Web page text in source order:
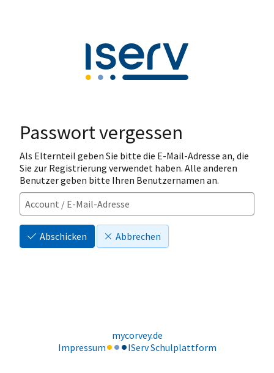
Passwort vergessen
Als Elternteil geben Sie bitte die E-Mail-Adresse an, die
Sie zur Registrierung verwendet haben. Alle anderen
Benutzer geben bitte Ihren Benutzernamen an.
Abschicken Abbrechen
mycorvey.de
Impressum
IServ Schulplattform